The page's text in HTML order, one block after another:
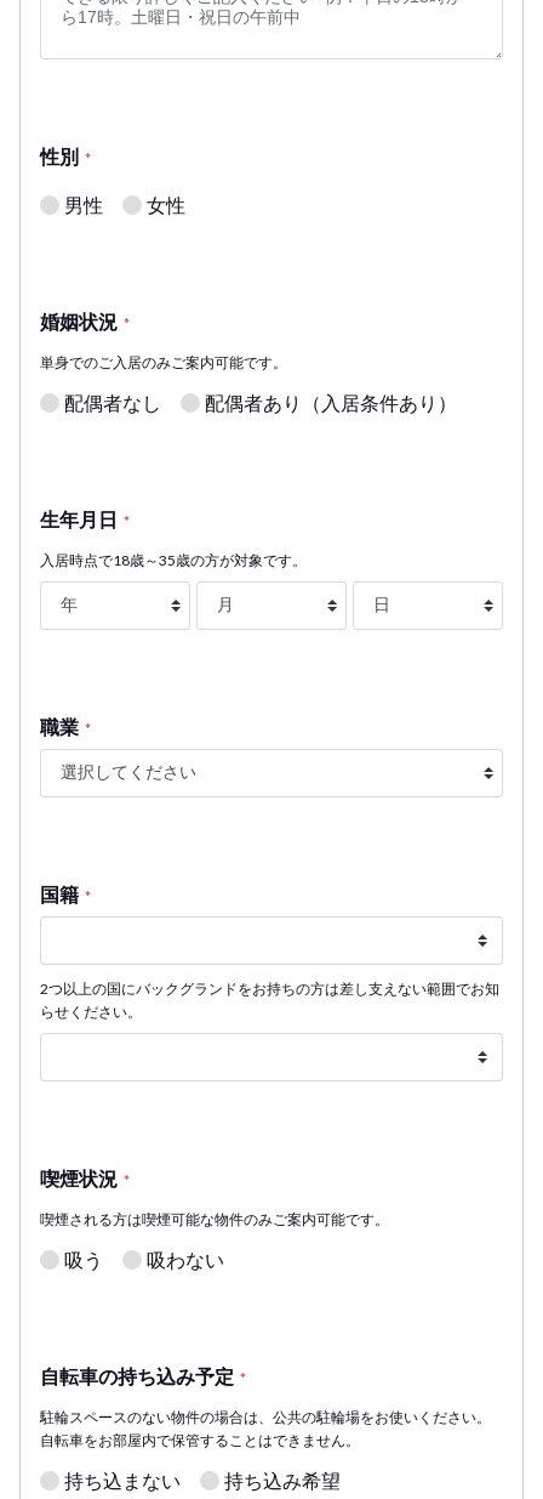
性別 *
男性 女性
婚姻状況 *
単身でのご入居のみご案内可能です。
配偶者なし 配偶者あり（入居条件あり）
生年月日 *
入居時点で18歳～35歳の方が対象です。
職業 *
国籍 *
2つ以上の国にバックグランドをお持ちの方は差し支えない範囲でお知
らせください。
喫煙状況 *
喫煙される方は喫煙可能な物件のみご案内可能です。
吸う 吸わない
自転車の持ち込み予定 *
駐輪スペースのない物件の場合は、公共の駐輪場をお使いください。
自転車をお部屋内で保管することはできません。
持ち込まない 持ち込み希望